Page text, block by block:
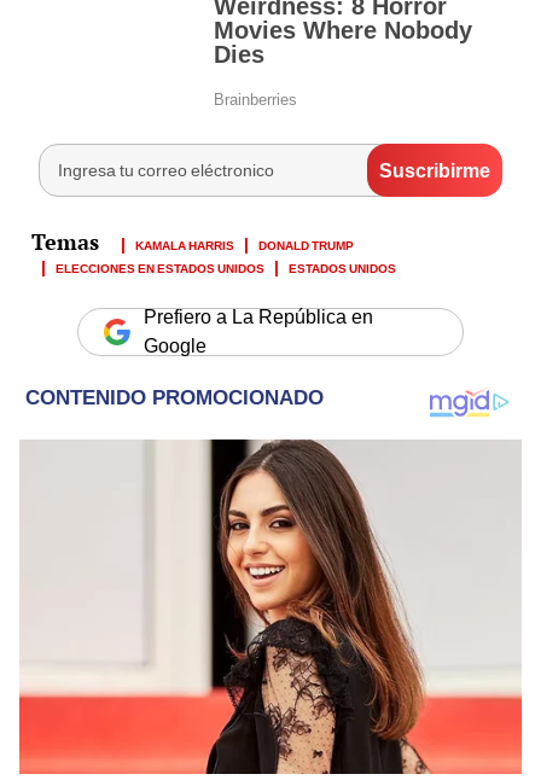
KAMALA HARRIS
DONALD TRUMP
ELECCIONES EN ESTADOS UNIDOS
ESTADOS UNIDOS
Prefiero a La República en
Google